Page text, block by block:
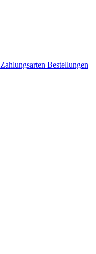
Zahlungsarten Bestellungen